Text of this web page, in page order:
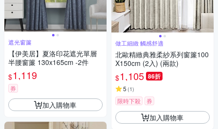
遮光窗簾
【伊美居】夏洛印花遮光單層
半腰窗簾 130x165cm -2件
$1,119
券
加入購物車
做工細緻 觸感舒適
北歐精緻典雅柔紗系列窗簾100
X150cm (2入) (兩款)
$1,105 86折
5 (1)
限時下殺 券
加入購物車